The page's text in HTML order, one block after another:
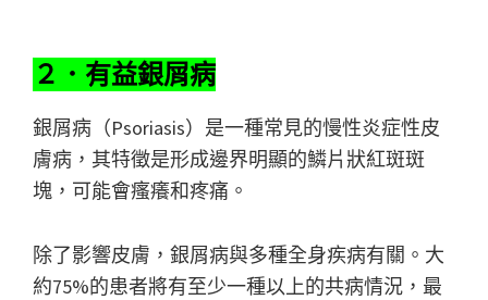
２．有益銀屑病
銀屑病（Psoriasis）是一種常見的慢性炎症性皮
膚病，其特徵是形成邊界明顯的鱗片狀紅斑斑
塊，可能會瘙癢和疼痛。
除了影響皮膚，銀屑病與多種全身疾病有關。大
約75%的患者將有至少一種以上的共病情況，最